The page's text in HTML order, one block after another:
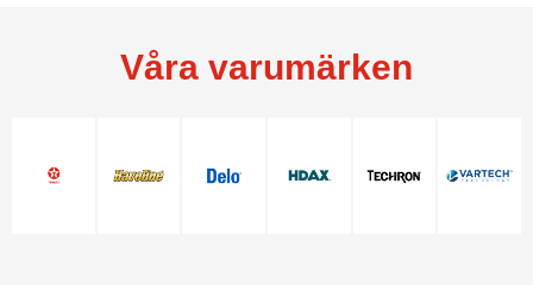
Våra varumärken